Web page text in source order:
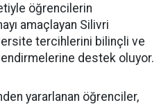
öğrencilerin
amaçlayan Silivri
tercihlerini bilinçli ve
destek oluyor.
yararlanan öğrenciler,